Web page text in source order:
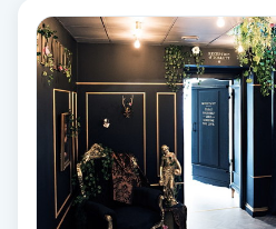
Eyeliner-tatuering
Face framing
Faceliftmassage